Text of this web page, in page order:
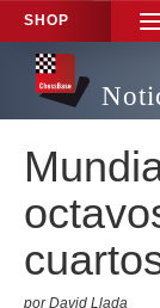
SHOP
por David Llada